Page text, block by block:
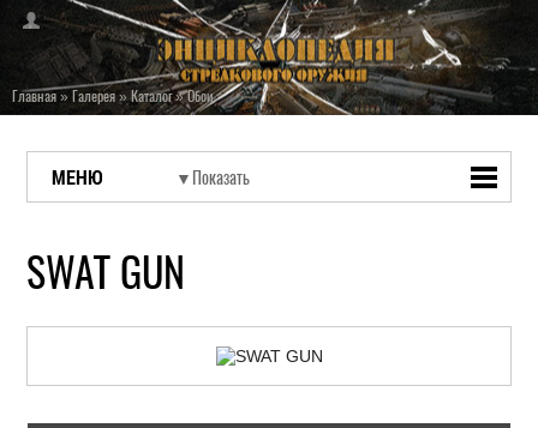
Главная»Галерея»Каталог»Обои
МЕНЮ
SWAT GUN